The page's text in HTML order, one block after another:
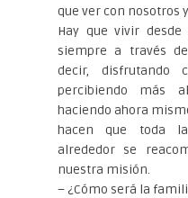
que ver con nosotros
Hay que vivir
siempre a través
decir,
percibiendo más
haciendo ahora
hacen que toda
alrededor se
nuestra misión.
– ¿Cómo será la